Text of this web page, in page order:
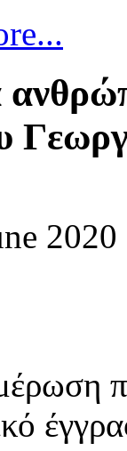
2020